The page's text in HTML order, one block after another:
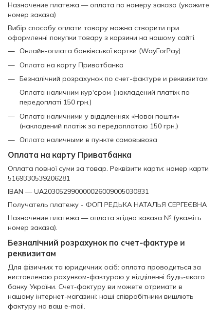
Назначение платежа — оплата по номеру заказа (укажите
номер заказа)
Вибір способу оплати товару можна створити при
оформленні покупки товару з корзини на нашому сайті.
Онлайн-оплата банківської картки (WayForPay)
Оплата на карту Приватбанка
Безналічний розрахунок по счет-фактуре и реквизитам
Оплата наличним кур'єром (накладений платіж по
передоплаті 150 грн.)
Оплата наличними у відділеннях «Нової пошти»
(накладений платіж за передоплатою 150 грн.)
Оплата наличными в пункте самовывоза
Оплата на карту Приватбанка
Оплата повної суми за товар. Реквізити карти: номер карти
5169330539206281
IBAN — UA203052990000026009005030831
Получатель платежу - ФОП РЕДЬКА НАТАЛЬЯ СЕРГЕЄВНА
Назначение платежа — оплата згідно заказа № (укажіть
номер заказа).
Безналічний розрахунок по счет-фактуре и
реквизитам
Для фізичних та юридичних осіб: оплата проводиться за
виставленою рахунком-фактурою у відділенні будь-якого
банку України. Счет-фактуру ви можете отримати в
нашому інтернет-магазині: наші співробітники вишлють
фактуру на ваш e-mail.